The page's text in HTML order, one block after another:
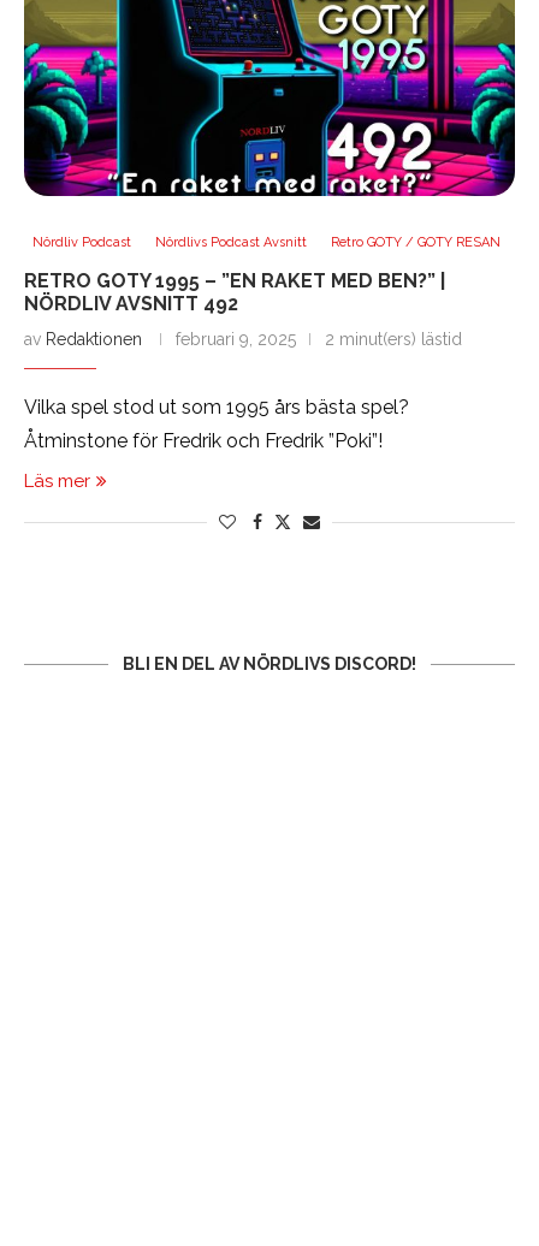
Nördliv Podcast Nördlivs Podcast Avsnitt Retro GOTY / GOTY RESAN
RETRO GOTY 1995 – ”EN RAKET MED BEN?” |
NÖRDLIV AVSNITT 492
av Redaktionen februari 9, 2025 2 minut(ers) lästid
Vilka spel stod ut som 1995 års bästa spel?
Åtminstone för Fredrik och Fredrik ”Poki”!
Läs mer
BLI EN DEL AV NÖRDLIVS DISCORD!